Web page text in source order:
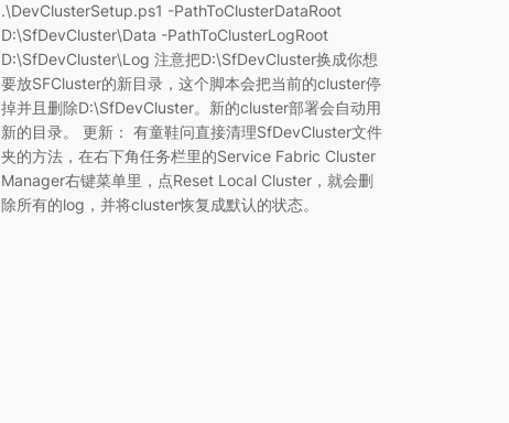
.\DevClusterSetup.ps1 -PathToClusterDataRoot
D:\SfDevCluster\Data -PathToClusterLogRoot
D:\SfDevCluster\Log 注意把D:\SfDevCluster换成你想
要放SFCluster的新目录，这个脚本会把当前的cluster停
掉并且删除D:\SfDevCluster。新的cluster部署会自动用
新的目录。 更新： 有童鞋问直接清理SfDevCluster文件
夹的方法，在右下角任务栏里的Service Fabric Cluster
Manager右键菜单里，点Reset Local Cluster，就会删
除所有的log，并将cluster恢复成默认的状态。